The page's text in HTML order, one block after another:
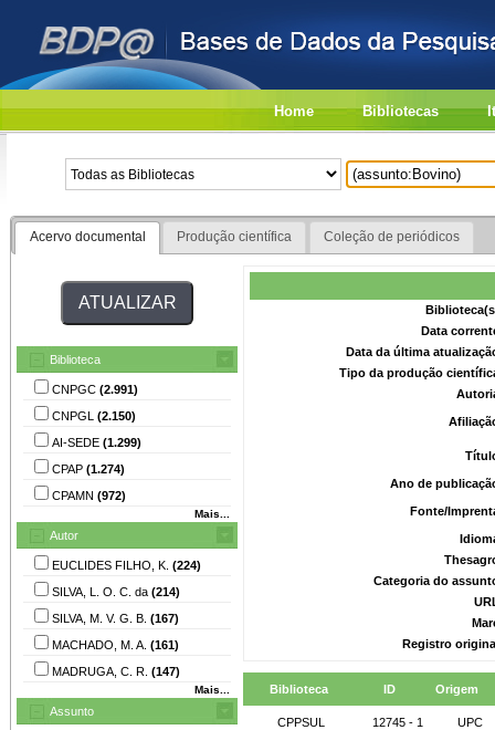
Home Bibliotecas
Acervo documental Produção científica Coleção de periódicos
Biblioteca
CNPGC (2.991)
CNPGL (2.150)
AI-SEDE (1.299)
CPAP (1.274)
CPAMN (972)
Mais...
Autor
EUCLIDES FILHO, K. (224)
SILVA, L. O. C. da (214)
SILVA, M. V. G. B. (167)
MACHADO, M. A. (161)
MADRUGA, C. R. (147)
Mais...
Assunto
Data
Data da última
Tipo da produção
Ano de
Fonte/
Categoria do
Registro
Biblioteca ID Origem
CPPSUL 12745 - 1 UPC